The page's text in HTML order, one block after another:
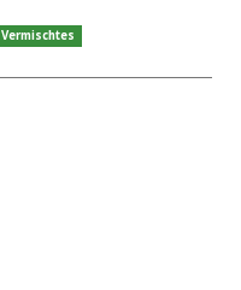
Vermischtes